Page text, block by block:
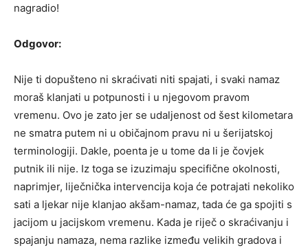
nagradio!
Odgovor:
Nije ti dopušteno ni skraćivati niti spajati, i svaki namaz
moraš klanjati u potpunosti i u njegovom pravom
vremenu. Ovo je zato jer se udaljenost od šest kilometara
ne smatra putem ni u običajnom pravu ni u šerijatskoj
terminologiji. Dakle, poenta je u tome da li je čovjek
putnik ili nije. Iz toga se izuzimaju specifične okolnosti,
naprimjer, liječnička intervencija koja će potrajati nekoliko
sati a ljekar nije klanjao akšam-namaz, tada će ga spojiti s
jacijom u jacijskom vremenu. Kada je riječ o skraćivanju i
spajanju namaza, nema razlike između velikih gradova i